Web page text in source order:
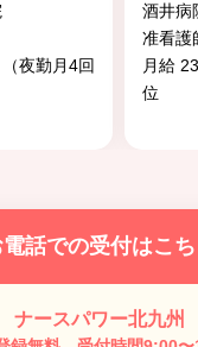
夜勤月4回
酒井病
准看護
月給
位
電話での受付はこち
ナースパワー北九州